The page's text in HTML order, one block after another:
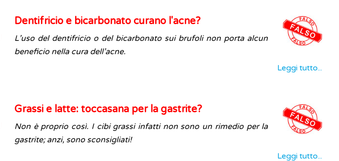
Dentifricio e bicarbonato curano l'acne?
L’uso del dentifricio o del bicarbonato sui brufoli non porta alcun
beneficio nella cura dell’acne.
Leggi tutto...
Grassi e latte: toccasana per la gastrite?
Non è proprio così. I cibi grassi infatti non sono un rimedio per la
gastrite; anzi, sono sconsigliati!
Leggi tutto...